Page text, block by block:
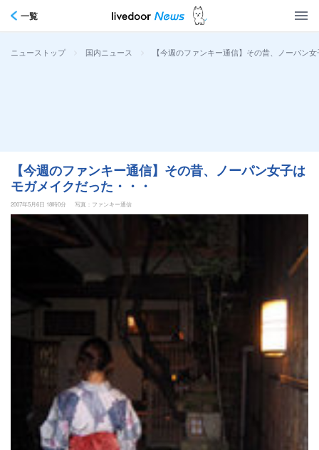
一覧
ニューストップ > 国内ニュース > 【今週のファンキー通信】その昔、ノーパン
【今週のファンキー通信】その昔、ノーパン女子は
モガメイクだった・・・
2007年5月6日 18時0分 写真：ファンキー通信